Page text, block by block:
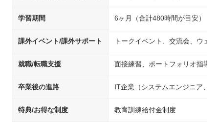
学習期間 6ヶ月（合計480時間が目安）
課外イベント/課外サポート トークイベント、交流会、ウェ
就職/転職支援 面接練習、ポートフォリオ指導
卒業後の進路 IT企業（システムエンジニア、
特典/お得な制度 教育訓練給付金制度